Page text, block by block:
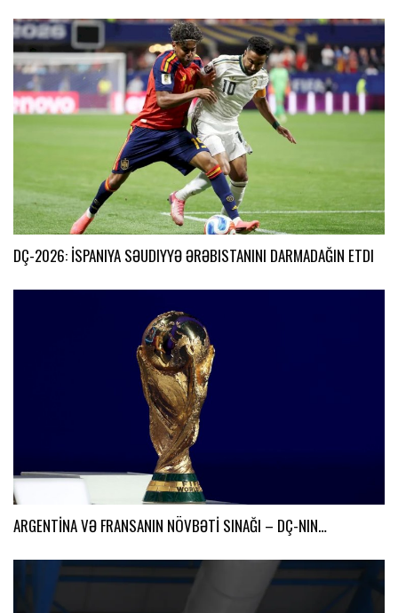
DÇ-2026: İSPANIYA SƏUDIYYƏ ƏRƏBISTANINI DARMADAĞIN ETDI
ARGENTİNA VƏ FRANSANIN NÖVBƏTİ SINAĞI – DÇ-NIN…